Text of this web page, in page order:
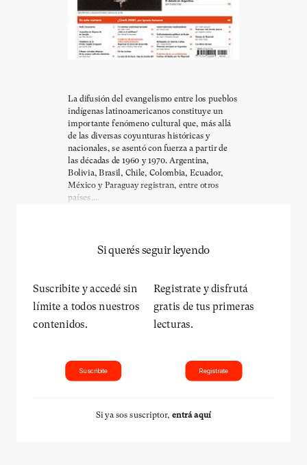
La difusión del evangelismo entre los pueblos
indígenas latinoamericanos constituye un
importante fenómeno cultural que, más allá
de las diversas coyunturas históricas y
nacionales, se asentó con fuerza a partir de
las décadas de 1960 y 1970. Argentina,
Bolivia, Brasil, Chile, Colombia, Ecuador,
México y Paraguay registran, entre otros
países,...
Si querés seguir leyendo
Suscribite y accedé sin
límite a todos nuestros
contenidos.
Suscribite
Registrate y disfrutá
gratis de tus primeras
lecturas.
Registrate
Si ya sos suscriptor, entrá aquí